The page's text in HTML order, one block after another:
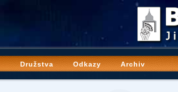
Družstva Odkazy Archiv